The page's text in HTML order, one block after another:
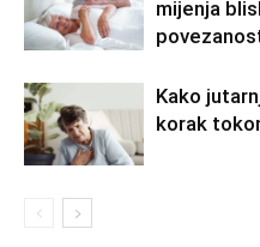
mijenja
Kako
korak